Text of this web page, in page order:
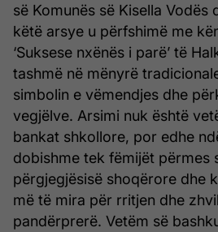
së Komunës së Kisella Vodës
këtë arsye u përfshimë me
‘Suksese nxënës i parë’ të
tashmë në mënyrë
simbolin e vëmendjes dhe
vegjëlve. Arsimi nuk është
bankat shkollore, por edhe
dobishme tek fëmijët përmes
përgjegjësisë shoqërore dhe
më të mira për rritjen dhe
pandërprerë. Vetëm së